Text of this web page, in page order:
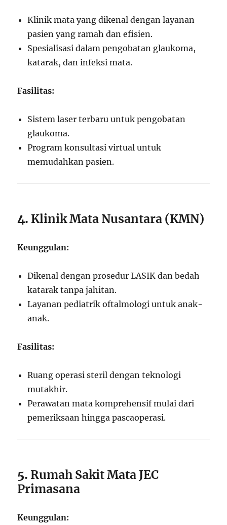
Klinik mata yang dikenal dengan layanan
pasien yang ramah dan efisien.
Spesialisasi dalam pengobatan glaukoma,
katarak, dan infeksi mata.
Fasilitas:
Sistem laser terbaru untuk pengobatan
glaukoma.
Program konsultasi virtual untuk
memudahkan pasien.
4. Klinik Mata Nusantara (KMN)
Keunggulan:
Dikenal dengan prosedur LASIK dan bedah
katarak tanpa jahitan.
Layanan pediatrik oftalmologi untuk anak-
anak.
Fasilitas:
Ruang operasi steril dengan teknologi
mutakhir.
Perawatan mata komprehensif mulai dari
pemeriksaan hingga pascaoperasi.
5.Rumah Sakit Mata JEC
Primasana
Keunggulan: